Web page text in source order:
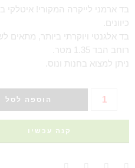
בד ארמני לייקרה המקורי!
כיוונים.
בד אלגנטי ויוקרתי ביותר, מתאים
רוחב הבד 1.35 מטר.
ניתן למצוא בחנות ונוס.
הוספה לסל
קנה עכשיו